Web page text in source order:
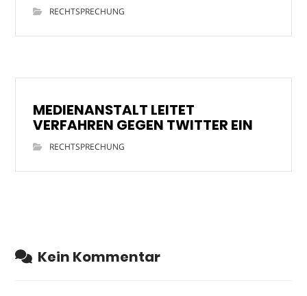
RECHTSPRECHUNG
MEDIENANSTALT LEITET
VERFAHREN GEGEN TWITTER EIN
RECHTSPRECHUNG
Kein Kommentar